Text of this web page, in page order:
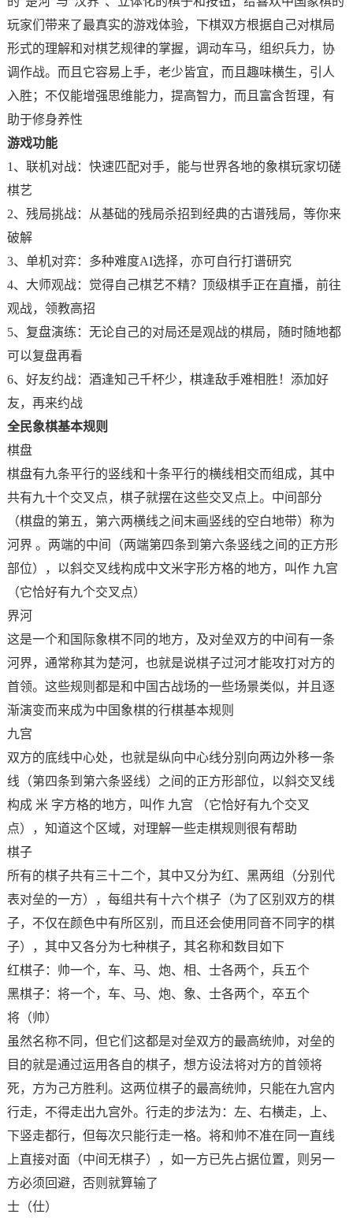
玩家们带来了最真实的游戏体验，下棋双方根据自己对棋局
形式的理解和对棋艺规律的掌握，调动车马，组织兵力，协
调作战。而且它容易上手，老少皆宜，而且趣味横生，引人
入胜；不仅能增强思维能力，提高智力，而且富含哲理，有
助于修身养性
游戏功能
1、联机对战：快速匹配对手，能与世界各地的象棋玩家切磋
棋艺
2、残局挑战：从基础的残局杀招到经典的古谱残局，等你来
破解
3、单机对弈：多种难度AI选择，亦可自行打谱研究
4、大师观战：觉得自己棋艺不精？顶级棋手正在直播，前往
观战，领教高招
5、复盘演练：无论自己的对局还是观战的棋局，随时随地都
可以复盘再看
6、好友约战：酒逢知己千杯少，棋逢敌手难相胜！添加好
友，再来约战
全民象棋基本规则
棋盘
棋盘有九条平行的竖线和十条平行的横线相交而组成，其中
共有九十个交叉点，棋子就摆在这些交叉点上。中间部分
（棋盘的第五，第六两横线之间末画竖线的空白地带）称为
河界 。两端的中间（两端第四条到第六条竖线之间的正方形
部位），以斜交叉线构成中文米字形方格的地方，叫作 九宫
（它恰好有九个交叉点）
界河
这是一个和国际象棋不同的地方，及对垒双方的中间有一条
河界，通常称其为楚河，也就是说棋子过河才能攻打对方的
首领。这些规则都是和中国古战场的一些场景类似，并且逐
渐演变而来成为中国象棋的行棋基本规则
九宫
双方的底线中心处，也就是纵向中心线分别向两边外移一条
线（第四条到第六条竖线）之间的正方形部位，以斜交叉线
构成 米 字方格的地方，叫作 九宫 （它恰好有九个交叉
点），知道这个区域，对理解一些走棋规则很有帮助
棋子
所有的棋子共有三十二个，其中又分为红、黑两组（分别代
表对垒的一方），每组共有十六个棋子（为了区别双方的棋
子，不仅在颜色中有所区别，而且还会使用同音不同字的棋
子），其中又各分为七种棋子，其名称和数目如下
红棋子：帅一个，车、马、炮、相、士各两个，兵五个
黑棋子：将一个，车、马、炮、象、士各两个，卒五个
将（帅）
虽然名称不同，但它们这都是对垒双方的最高统帅，对垒的
目的就是通过运用各自的棋子，想方设法将对方的首领将
死，方为己方胜利。这两位棋子的最高统帅，只能在九宫内
行走，不得走出九宫外。行走的步法为：左、右横走，上、
下竖走都行，但每次只能行走一格。将和帅不准在同一直线
上直接对面（中间无棋子），如一方已先占据位置，则另一
方必须回避，否则就算输了
士（仕）